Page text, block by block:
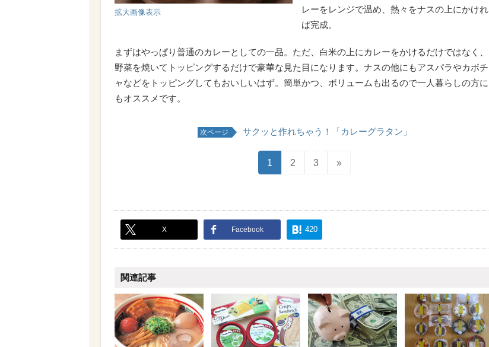
拡大画像表示
レーをレンジで温め、熱々をナスの上にかけれ
ば完成。
まずはやっぱり普通のカレーとしての一品。ただ、白米の上にカレーをかけるだけではなく、
野菜を焼いてトッピングするだけで豪華な見た目になります。ナスの他にもアスパラやカボチ
ャなどをトッピングしてもおいしいはず。簡単かつ、ボリュームも出るので一人暮らしの方に
もオススメです。
次ページ サクッと作れちゃう！「カレーグラタン」
1 2 3 »
X Facebook 420
関連記事